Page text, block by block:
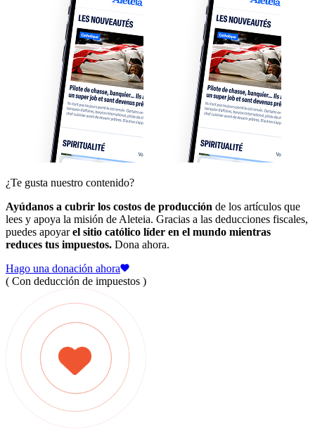
¿Te gusta nuestro contenido?
Ayúdanos a cubrir los costos de producción de los artículos que
lees y apoya la misión de Aleteia. Gracias a las deducciones fiscales,
puedes apoyarel sitio católico líder en el mundo mientras
reduces tus impuestos. Dona ahora.
Hago una donación ahora
( Con deducción de impuestos )